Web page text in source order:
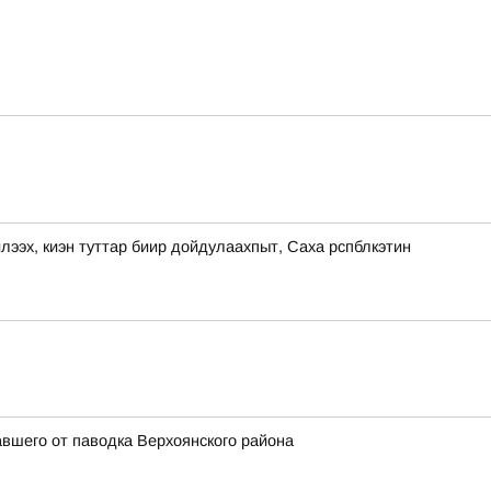
киэн туттар биир дойдулаахпыт, Саха рспблкэтин
от паводка Верхоянского района